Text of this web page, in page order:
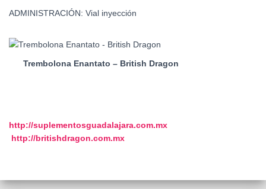
ADMINISTRACIÓN: Vial inyección
Trembolona Enantato – British Dragon
http://suplementosguadalajara.com.mx
http://britishdragon.com.mx